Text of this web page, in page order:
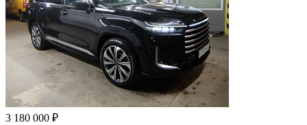
3 180 000 ₽